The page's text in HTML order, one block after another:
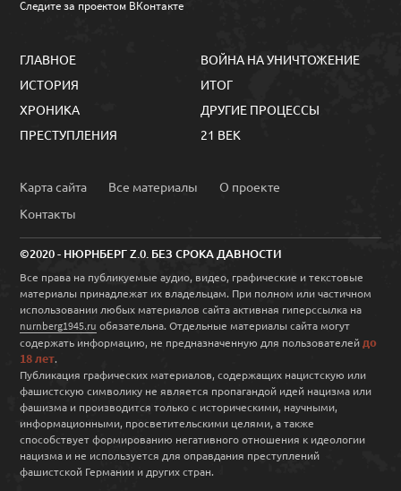
Следите за проектом ВКонтакте
ГЛАВНОЕ
ИСТОРИЯ
ХРОНИКА
ПРЕСТУПЛЕНИЯ
ВОЙНА НА УНИЧТОЖЕНИЕ
ИТОГ
ДРУГИЕ ПРОЦЕССЫ
21 ВЕК
Карта сайта Все материалы
О проекте
Контакты
©2020 - НЮРНБЕРГ Z.0. БЕЗ СРОКА ДАВНОСТИ
Все права на публикуемые аудио, видео, графические и текстовые
материалы принадлежат их владельцам. При полном или частичном
использовании любых материалов сайта активная гиперссылка на
nurnberg1945.ru обязательна. Отдельные материалы сайта могут
содержать информацию, не предназначенную для пользователей до
18 лет.
Публикация графических материалов, содержащих нацистскую или
фашистскую символику не является пропагандой идей нацизма или
фашизма и производится только с историческими, научными,
информационными, просветительскими целями, а также
способствует формированию негативного отношения к идеологии
нацизма и не используется для оправдания преступлений
фашистской Германии и других стран.